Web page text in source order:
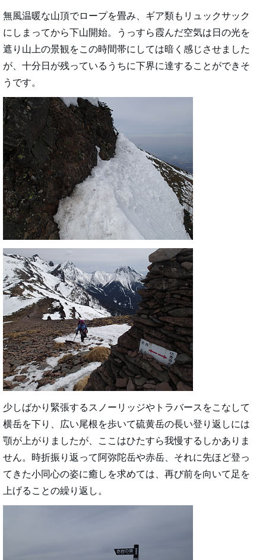
無風温暖な山頂でロープを畳み、ギア類もリュックサック
にしまってから下山開始。うっすら霞んだ空気は日の光を
遮り山上の景観をこの時間帯にしては暗く感じさせました
が、十分日が残っているうちに下界に達することができそ
うです。
少しばかり緊張するスノーリッジやトラバースをこなして
横岳を下り、広い尾根を歩いて硫黄岳の長い登り返しには
顎が上がりましたが、ここはひたすら我慢するしかありま
せん。時折振り返って阿弥陀岳や赤岳、それに先ほど登っ
てきた小同心の姿に癒しを求めては、再び前を向いて足を
上げることの繰り返し。